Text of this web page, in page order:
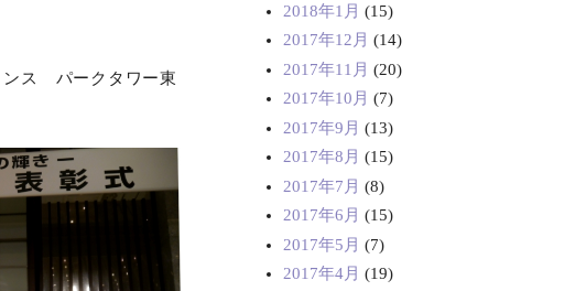
ンス パークタワー東
2018年1月 (15)
2017年12月 (14)
2017年11月 (20)
2017年10月 (7)
2017年9月 (13)
2017年8月 (15)
2017年7月 (8)
2017年6月 (15)
2017年5月 (7)
2017年4月 (19)